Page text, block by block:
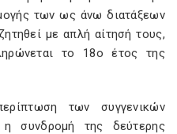
των ως άνω διατάξεων
με απλή αίτησή τους,
το 18ο έτος της
των συγγενικών
συνδρομή της δεύτερης